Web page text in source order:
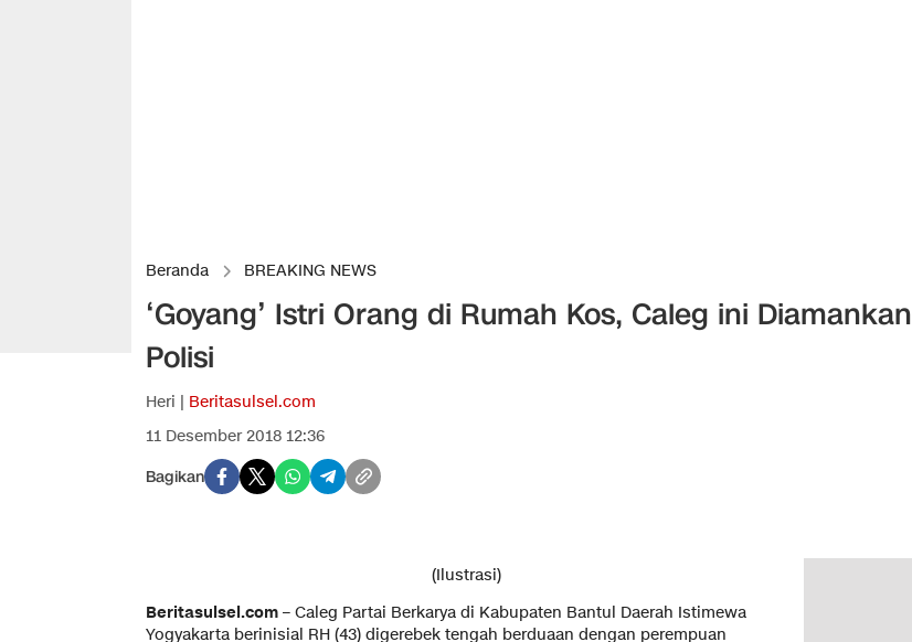
Beranda BREAKING NEWS
‘Goyang’ Istri Orang di Rumah Kos, Caleg ini Diamankan
Polisi
Heri | Beritasulsel.com
11 Desember 2018 12:36
Bagikan
(Ilustrasi)
Beritasulsel.com – Caleg Partai Berkarya di Kabupaten Bantul Daerah Istimewa
Yogyakarta berinisial RH (43) digerebek tengah berduaan dengan perempuan